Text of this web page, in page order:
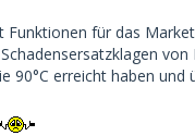
für das
90°C erreicht haben und